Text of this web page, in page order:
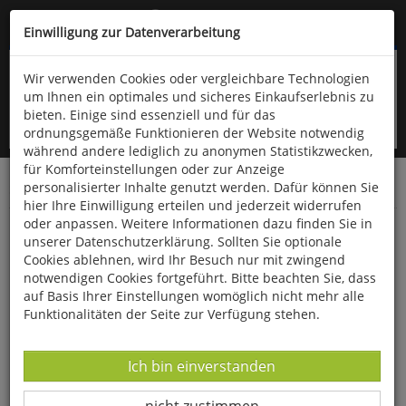
Kompletten Head der Seite überspringen
oder (06766) 9323-960
Startseite Bücher Literatur Diverses
Die schönsten Sommergeschichten
Einwilligung zur Datenverarbeitung
Wir verwenden Cookies oder vergleichbare Technologien
um Ihnen ein optimales und sicheres Einkaufserlebnis zu
bieten. Einige sind essenziell und für das
ordnungsgemäße Funktionieren der Website notwendig
während andere lediglich zu anonymen Statistikzwecken,
für Komforteinstellungen oder zur Anzeige
personalisierter Inhalte genutzt werden. Dafür können Sie
hier Ihre Einwilligung erteilen und jederzeit widerrufen
oder anpassen. Weitere Informationen dazu finden Sie in
unserer Datenschutzerklärung. Sollten Sie optionale
Cookies ablehnen, wird Ihr Besuch nur mit zwingend
notwendigen Cookies fortgeführt. Bitte beachten Sie, dass
auf Basis Ihrer Einstellungen womöglich nicht mehr alle
Funktionalitäten der Seite zur Verfügung stehen.
Datenverarbeitung -
Ich bin einverstanden